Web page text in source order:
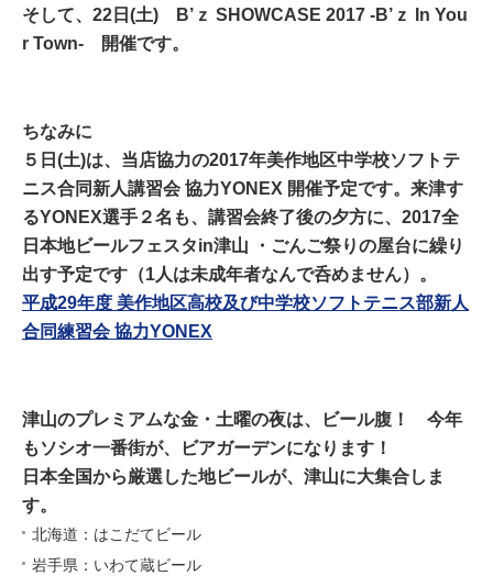
そして、22日(土) B’ｚ SHOWCASE 2017 -B’ｚ In You
r Town- 開催です。
ちなみに
５日(土)は、当店協力の2017年美作地区中学校ソフトテ
ニス合同新人講習会 協力YONEX 開催予定です。来津す
るYONEX選手２名も、講習会終了後の夕方に、2017全
日本地ビールフェスタin津山 ・ごんご祭りの屋台に繰り
出す予定です（1人は未成年者なんで呑めません）。
平成29年度 美作地区高校及び中学校ソフトテニス部新人
合同練習会 協力YONEX
津山のプレミアムな金・土曜の夜は、ビール腹！ 今年
もソシオ一番街が、ビアガーデンになります！
日本全国から厳選した地ビールが、津山に大集合しま
す。
北海道：はこだてビール
岩手県：いわて蔵ビール